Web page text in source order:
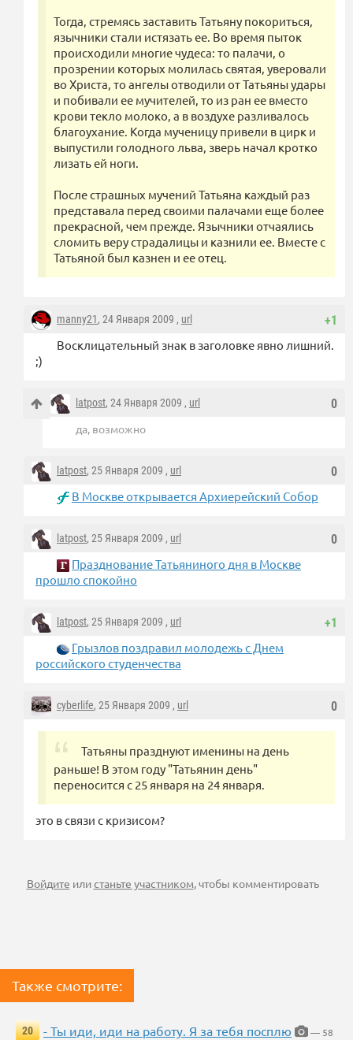
Тогда, стремясь заставить Татьяну покориться,
язычники стали истязать ее. Во время пыток
происходили многие чудеса: то палачи, о
прозрении которых молилась святая, уверовали
во Христа, то ангелы отводили от Татьяны удары
и побивали ее мучителей, то из ран ее вместо
крови текло молоко, а в воздухе разливалось
благоухание. Когда мученицу привели в цирк и
выпустили голодного льва, зверь начал кротко
лизать ей ноги.
После страшных мучений Татьяна каждый раз
представала перед своими палачами еще более
прекрасной, чем прежде. Язычники отчаялись
сломить веру страдалицы и казнили ее. Вместе с
Татьяной был казнен и ее отец.
+1
manny21, 24 Января 2009 , url
Восклицательный знак в заголовке явно лишний.
;)
0
latpost, 24 Января 2009 , url
да, возможно
0
latpost, 25 Января 2009 , url
В Москве открывается Архиерейский Собор
0
latpost, 25 Января 2009 , url
Празднование Татьяниного дня в Москве
прошло спокойно
+1
latpost, 25 Января 2009 , url
Грызлов поздравил молодежь с Днем
российского студенчества
0
cyberlife, 25 Января 2009 , url
Татьяны празднуют именины на день
раньше! В этом году "Татьянин день"
переносится с 25 января на 24 января.
это в связи с кризисом?
Войдите илистаньте участником, чтобы комментировать
Также смотрите:
20 - Ты иди, иди на работу. Я за тебя посплю
— 58